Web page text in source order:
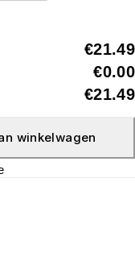
€21.49
€0.00
€21.49
winkelwagen